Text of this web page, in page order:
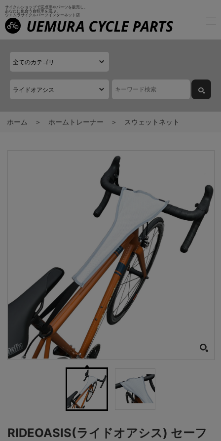
サイクルショップで完成車やパーツを販売し、
あなたに似合う自転車を選ぶ、
ウエムラサイクルパーツインターネット店
ホーム ホームトレーナー スウェットネット
RIDEOASIS(ライドオアシス) セーフ